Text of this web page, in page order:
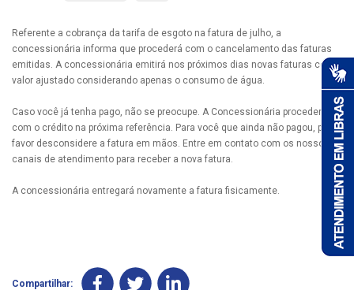
Referente a cobrança da tarifa de esgoto na fatura de julho, a
concessionária informa que procederá com o cancelamento das faturas
emitidas. A concessionária emitirá nos próximos dias novas faturas com o
valor ajustado considerando apenas o consumo de água.
Caso você já tenha pago, não se preocupe. A Concessionária procederá
com o crédito na próxima referência. Para você que ainda não pagou, por
favor desconsidere a fatura em mãos. Entre em contato com os nossos
canais de atendimento para receber a nova fatura.
A concessionária entregará novamente a fatura fisicamente.
Compartilhar: